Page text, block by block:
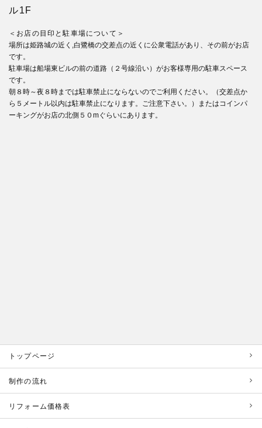
ル1F
＜お店の目印と駐車場について＞
場所は姫路城の近く,白鷺橋の交差点の近くに公衆電話があり、その前がお店
です。
駐車場は船場東ビルの前の道路（２号線沿い）がお客様専用の駐車スペース
です。
朝８時～夜８時までは駐車禁止にならないのでご利用ください。（交差点か
ら５メートル以内は駐車禁止になります。ご注意下さい。）またはコインパ
ーキングがお店の北側５０mぐらいにあります。
トップページ
制作の流れ
リフォーム価格表